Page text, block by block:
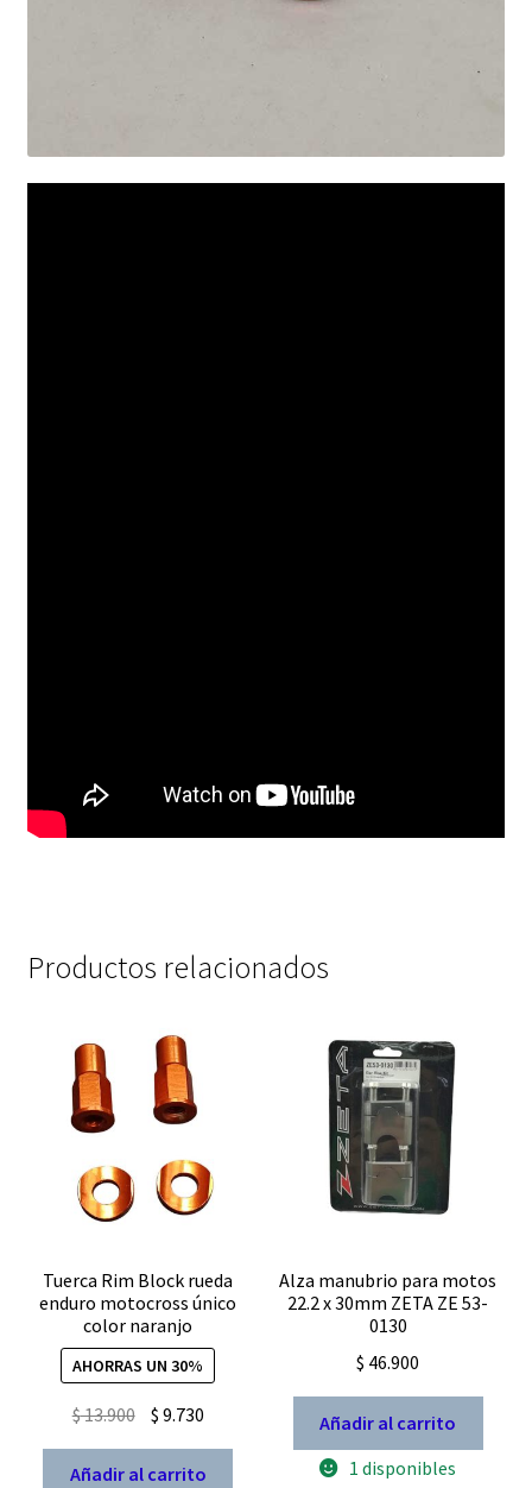
Productos relacionados
Tuerca Rim Block rueda
enduro motocross único
color naranjo
AHORRAS UN 30%
$13.900 El
original
$ 9.730El
actual
Añadir al carrito
Alza manubrio para motos
22.2 x 30mm ZETA ZE 53-
0130
$ 46.900
Añadir al carrito
1 disponibles